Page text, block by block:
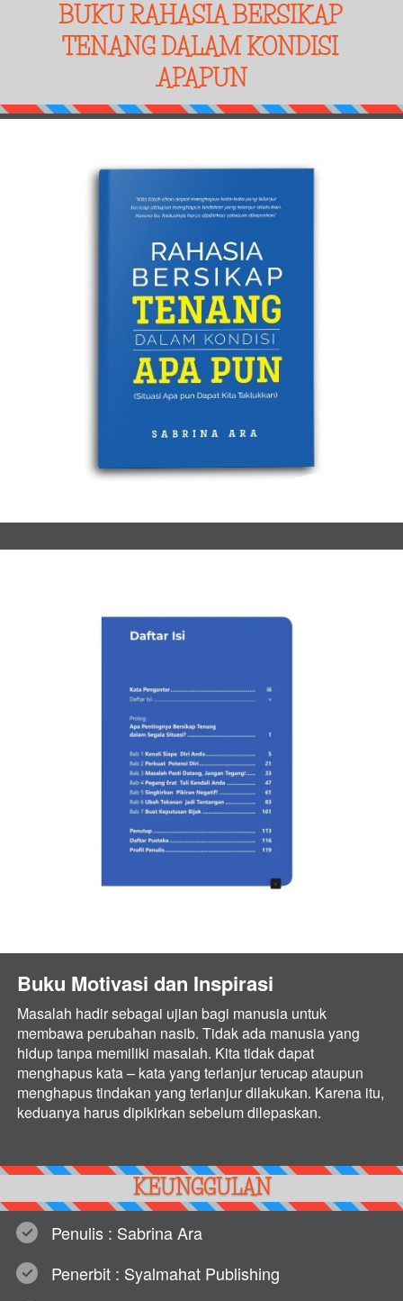
BUKU RAHASIA BERSIKAP
TENANG DALAM KONDISI
APAPUN
Buku Motivasi dan Inspirasi
Masalah hadir sebagai ujian bagi manusia untuk
membawa perubahan nasib. Tidak ada manusia yang
hidup tanpa memiliki masalah. Kita tidak dapat
menghapus kata – kata yang terlanjur terucap ataupun
menghapus tindakan yang terlanjur dilakukan. Karena itu,
keduanya harus dipikirkan sebelum dilepaskan.
KEUNGGULAN
Penulis : Sabrina Ara
Penerbit : Syalmahat Publishing